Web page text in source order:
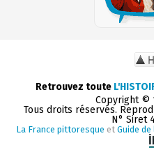
Retrouvez toute
Copyright ©
Tous droits réservés.
N° Siret
La France pittoresque et Guide